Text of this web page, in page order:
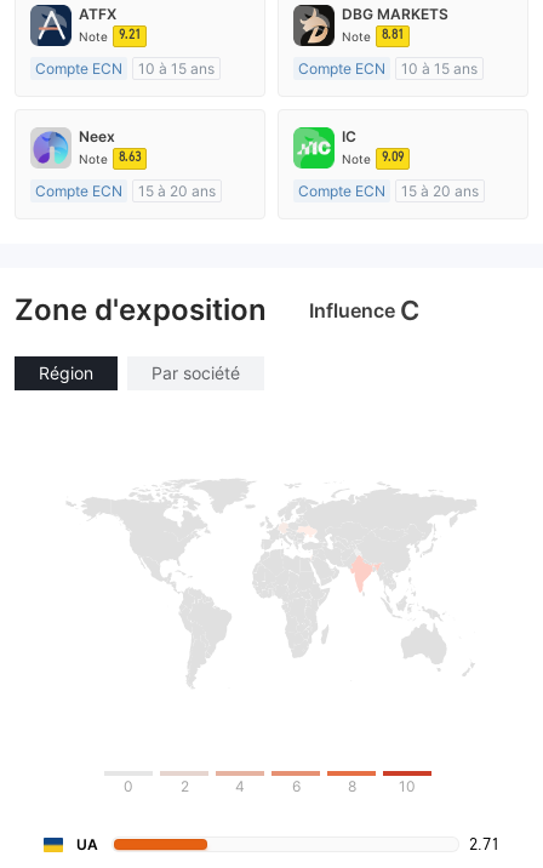
ATFX
Note 9.21
Compte ECN
10 à 15 ans
Market Making (MM)
Etiquette principale MT4
DBG MARKETS
Note 8.81
Compte ECN
10 à 15 ans
Market Making (MM)
Etiquette principale MT4
Neex
Note 8.63
Compte ECN
15 à 20 ans
IC
Note 9.09
Compte ECN
15 à 20 ans
Zone d'exposition Influence C
Région Par société
0 2 4 6 8 10
UA 2.71